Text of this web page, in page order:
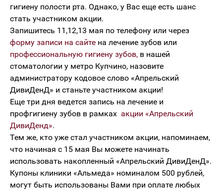
гигиену полости рта. Однако, у Вас еще есть шанс
стать участником акции.
Запишитесь 11,12,13 мая по телефону или через
форму записи на сайте на лечение зубов или
профессиональную гигиену зубов, в нашей
стоматологии у метро Купчино, назовите
администратору кодовое слово «Апрельский
ДивиДенД» и станьте участником акции!
Еще три дня ведется запись на лечение и
профгигиену зубов в рамках акции «Апрельский
ДивиДенд».
Тем же, кто уже стал участником акции, напоминаем,
что начиная с 15 мая Вы можете начинать
использовать накопленный «Апрельский ДивиДенД».
Купоны клиники «Альмеда» номиналом 500 рублей,
могут быть использованы Вами при оплате любых